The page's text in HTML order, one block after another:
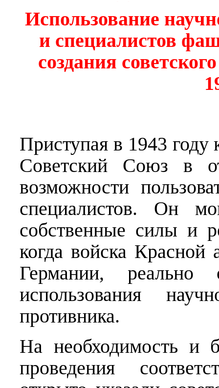
Использование
и специалистов
создания
Приступая в 1943
Советский Союз в
возможности
специалистов. Он
собственные силы и
когда войска
Германии, реально
использования
противника.
На необходимость и
проведения